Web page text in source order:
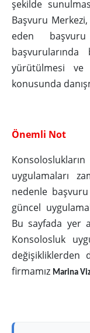
şekilde
Başvuru
eden
yürütülmesi ve
konusunda
Önemli Not
uygulamaları
nedenle
güncel
Bu sayfada yer
Konsolosluk
değişikliklerden
firmamız Marina